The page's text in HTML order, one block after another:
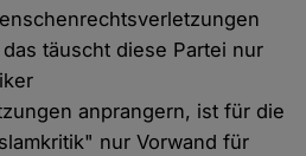
täuscht diese Partei nur
anprangern, ist für die
nur Vorwand für